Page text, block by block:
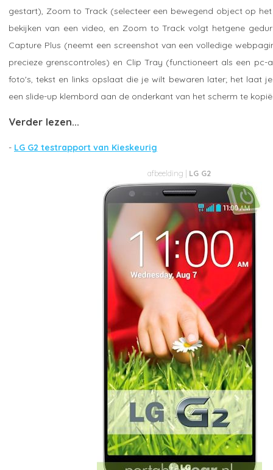
gestart), Zoom to Track (selecteer een bewegend object op
bekijken van een video, en Zoom to Track volgt hetgene
Capture Plus (neemt een screenshot van een volledige
precieze grenscontroles) en Clip Tray (functioneert als een pc-
foto's, tekst en links opslaat die je wilt bewaren later; het laat
een slide-up klembord aan de onderkant van het scherm te
Verder lezen...
- LG G2 testrapport van Kieskeurig
LG G2